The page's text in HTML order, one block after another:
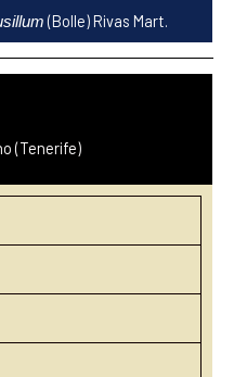
(Bolle) Rivas Mart.
(Tenerife)